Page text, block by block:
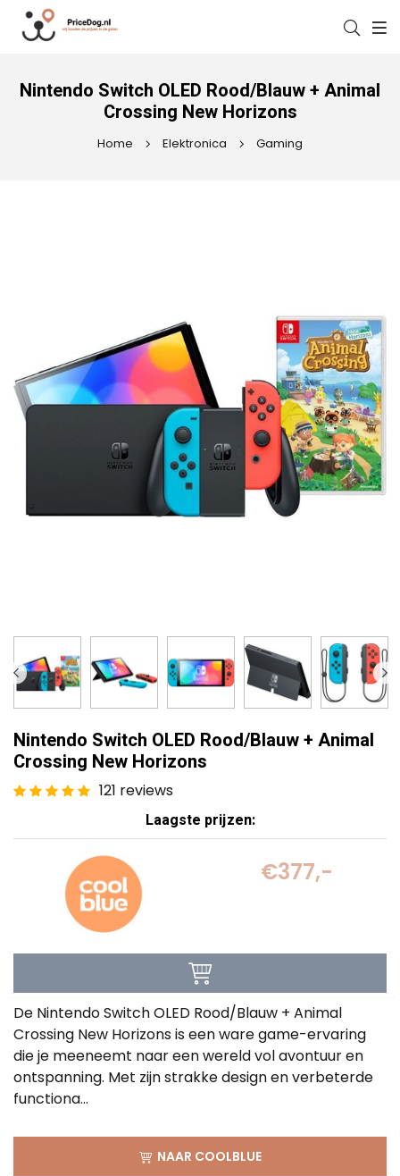
Nintendo Switch OLED Rood/Blauw + Animal
Crossing New Horizons
Home Elektronica Gaming
Nintendo Switch OLED Rood/Blauw + Animal
Crossing New Horizons
121 reviews
Laagste prijzen:
€377,-
De Nintendo Switch OLED Rood/Blauw + Animal
Crossing New Horizons is een ware game-ervaring
die je meeneemt naar een wereld vol avontuur en
ontspanning. Met zijn strakke design en verbeterde
functiona...
NAAR COOLBLUE